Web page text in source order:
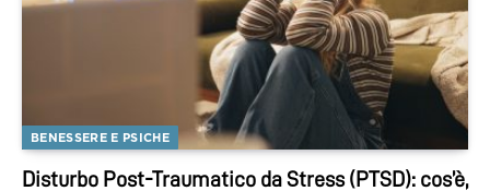
BENESSERE E PSICHE
Disturbo Post-Traumatico da Stress (PTSD): cos’è,